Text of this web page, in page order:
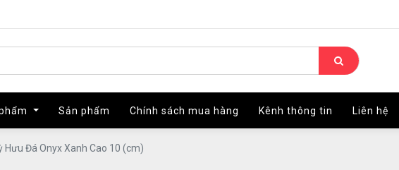
Sản phẩm Chính sách mua hàng Kênh thông tin Liên hệ
Sản phẩm Chính sách mua hàng Kênh thông tin Liên hệ
Hưu Đá Onyx Xanh Cao 10 (cm)